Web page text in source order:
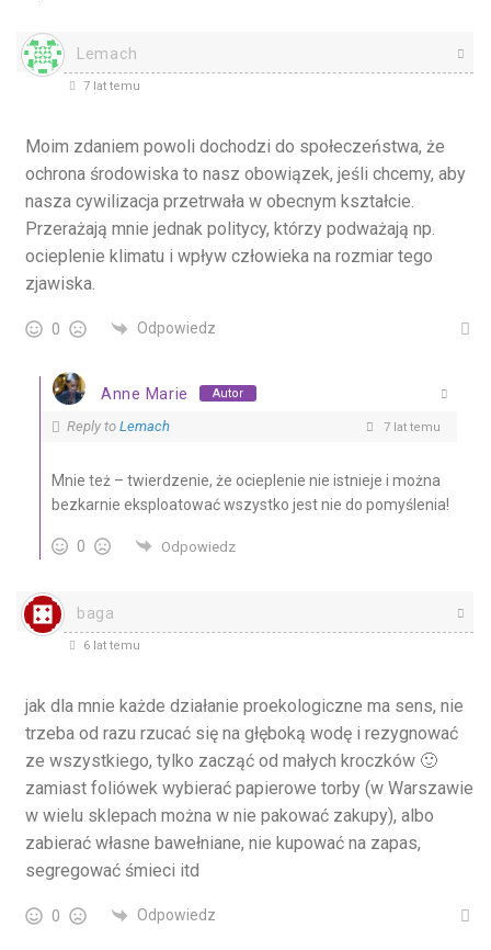
Lemach
7 lat temu
Moim zdaniem powoli dochodzi do społeczeństwa, że
ochrona środowiska to nasz obowiązek, jeśli chcemy, aby
nasza cywilizacja przetrwała w obecnym kształcie.
Przerażają mnie jednak politycy, którzy podważają np.
ocieplenie klimatu i wpływ człowieka na rozmiar tego
zjawiska.
0 Odpowiedz
Anne Marie Autor
Reply to Lemach 7 lat temu
Mnie też – twierdzenie, że ocieplenie nie istnieje i można
bezkarnie eksploatować wszystko jest nie do pomyślenia!
0 Odpowiedz
baga
6 lat temu
jak dla mnie każde działanie proekologiczne ma sens, nie
trzeba od razu rzucać się na głęboką wodę i rezygnować
ze wszystkiego, tylko zacząć od małych kroczków 🙂
zamiast foliówek wybierać papierowe torby (w Warszawie
w wielu sklepach można w nie pakować zakupy), albo
zabierać własne bawełniane, nie kupować na zapas,
segregować śmieci itd
0 Odpowiedz